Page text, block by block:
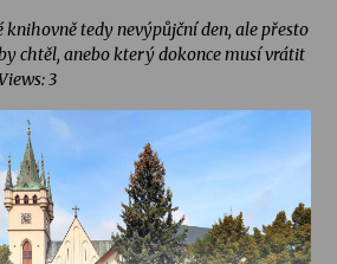
knihovně tedy nevýpůjční den, ale přesto
chtěl, anebo který dokonce musí vrátit
3